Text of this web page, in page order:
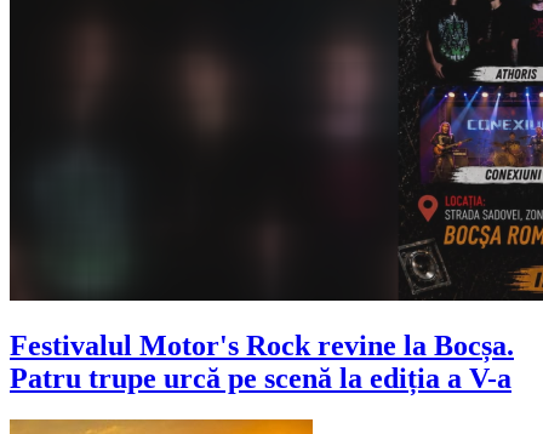
Festivalul Motor's Rock revine la Bocșa.
Patru trupe urcă pe scenă la ediția a V-a